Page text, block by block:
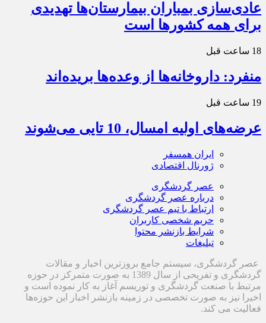
عادی‌سازی بمباران بیمارستان‌ها تهدیدی
برای همه کشورها است
18 ساعت قبل
منفرد: داروخانه‌ها از وعده‌ها بریده‌اند
19 ساعت قبل
عرضه‌های اولیه امسال، 10 تایی می‌شوند
ایران همسفر
ژورنال اقتصادی
عصر گردشگری
درباره عصر گردشگری
ارتباط با تیم عصر گردشگری
حریم شخصی کاربران
شرایط بازنشر محتوا
تبلیغات
عصر گردشگری، سیستم جامع بروزترین اخبار و مقالات
گردشگری و تفریحی از سال 1389 به صورت متمرکز در حوزه
مرتبط با صنعت گردشگری و توریسم آغاز به کار نموده است و
اخیرا نیز به صورت تخصصی در زمینه بازنشر اخبار این حوزه‌ها
فعالیت می کند.